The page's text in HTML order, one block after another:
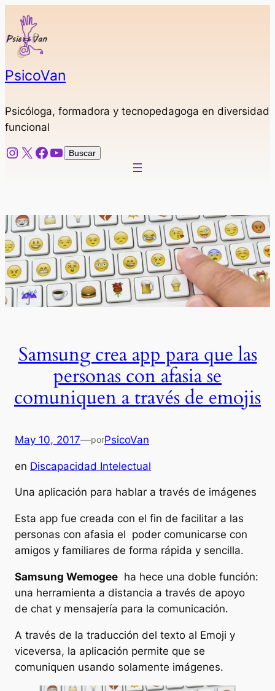
Saltar
contenido
PsicoVan
Psicóloga, formadora y tecnopedagoga en diversidad
funcional
Instagram
X Facebook
YouTube
Buscar
Buscar
Samsung crea app para que las
personas con afasia se
comuniquen a través de emojis
May 10, 2017—porPsicoVan
en Discapacidad Intelectual
Una aplicación para hablar a través de imágenes
Esta app fue creada con el fin de facilitar a las
personas con afasia el poder comunicarse con
amigos y familiares de forma rápida y sencilla.
Samsung Wemogee ha hece una doble función:
una herramienta a distancia a través de apoyo
de chat y mensajería para la comunicación.
A través de la traducción del texto al Emoji y
viceversa, la aplicación permite que se
comuniquen usando solamente imágenes.